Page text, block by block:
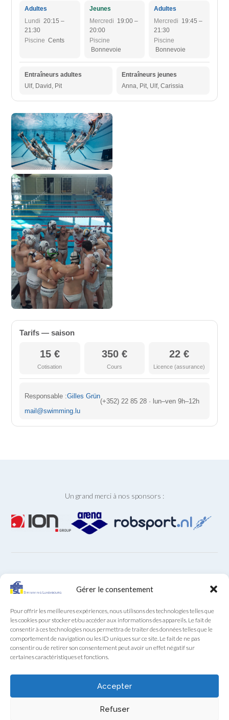
Gérer le consentement
Pour offrir les meilleures expériences, nous utilisons des technologies telles que
les cookies pour stocker et/ou accéder aux informations des appareils. Le fait de
consentir à ces technologies nous permettra de traiter des données telles que le
comportement de navigation ou les ID uniques sur ce site. Le fait de ne pas
consentir ou de retirer son consentement peut avoir un effet négatif sur
certaines caractéristiques et fonctions.
Accepter
Refuser
Adultes
Lundi 20:15 –
21:30
Piscine Cents
Jeunes
Mercredi 19:00 –
20:00
Piscine
Bonnevoie
Adultes
Mercredi 19:45 –
21:30
Piscine
Bonnevoie
Entraîneurs adultes
Ulf, David, Pit
Entraîneurs jeunes
Anna, Pit, Ulf, Carissia
Tarifs — saison
15 €
Cotisation
350 €
Cours
22 €
Licence (assurance)
Responsable :Gilles Grün
(+352) 22 85 28 · lun–ven 9h–12h
mail@swimming.lu
Un grand merci à nos sponsors :
ARCHIVES
Swimming Luxembourg asbl - 13A, Boulevard Royal, L-2449 Luxembourg
- RCS F922